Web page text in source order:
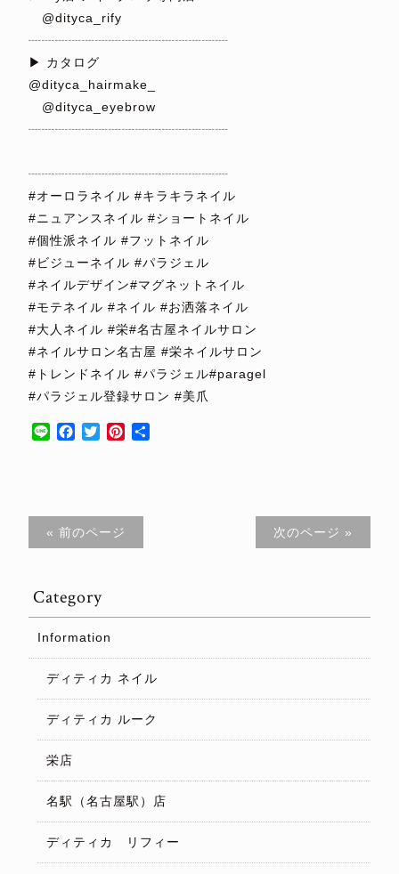
@dityca_rify
┈┈┈┈┈┈┈┈┈┈┈┈┈┈┈
▶︎ カタログ
@dityca_hairmake_
@dityca_eyebrow
┈┈┈┈┈┈┈┈┈┈┈┈┈┈┈
┈┈┈┈┈┈┈┈┈┈┈┈┈┈┈
#オーロラネイル #キラキラネイル
#ニュアンスネイル #ショートネイル
#個性派ネイル #フットネイル
#ビジューネイル #パラジェル
#ネイルデザイン#マグネットネイル
#モテネイル #ネイル #お洒落ネイル
#大人ネイル #栄#名古屋ネイルサロン
#ネイルサロン名古屋 #栄ネイルサロン
#トレンドネイル #パラジェル#paragel
#パラジェル登録サロン #美爪
Line Facebook
TwitterPinterest
« 前のページ 次のページ »
Category
Information
ディティカ ネイル
ディティカ ルーク
栄店
名駅（名古屋駅）店
ディティカ リフィー